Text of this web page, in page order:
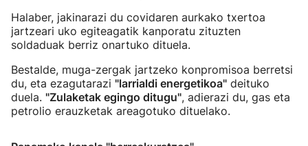
Halaber, jakinarazi du covidaren aurkako txertoa
jartzeari uko egiteagatik kanporatu zituzten
soldaduak berriz onartuko dituela.
Bestalde, muga-zergak jartzeko konpromisoa berretsi
du, eta ezagutarazi "larrialdi energetikoa" deituko
duela. "Zulaketak egingo ditugu", adierazi du, gas eta
petrolio erauzketak areagotuko dituelako.